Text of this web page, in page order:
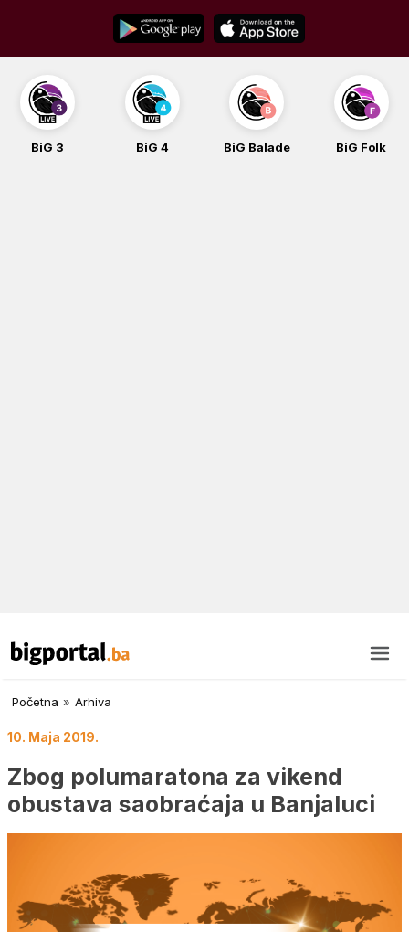
content
BiG 3 BiG 4 BiG Balade BiG Folk
Početna » Arhiva
10. Maja 2019.
Zbog polumaratona za vikend
obustava saobraćaja u Banjaluci